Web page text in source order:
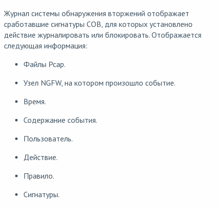
Журнал системы обнаружения вторжений отображает
сработавшие сигнатуры СОВ, для которых установлено
действие журналировать или блокировать. Отображается
следующая информация:
Файлы Pcap.
Узел NGFW, на котором произошло событие.
Время.
Содержание события.
Пользователь.
Действие.
Правило.
Сигнатуры.